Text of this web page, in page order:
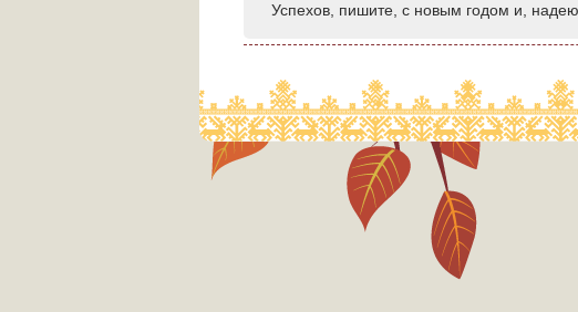
Успехов, пишите, с новым годом и,